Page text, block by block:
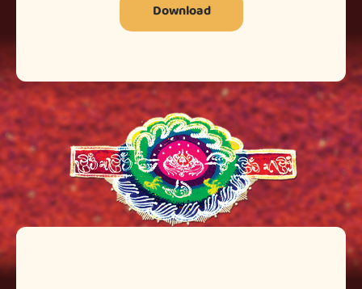
Download